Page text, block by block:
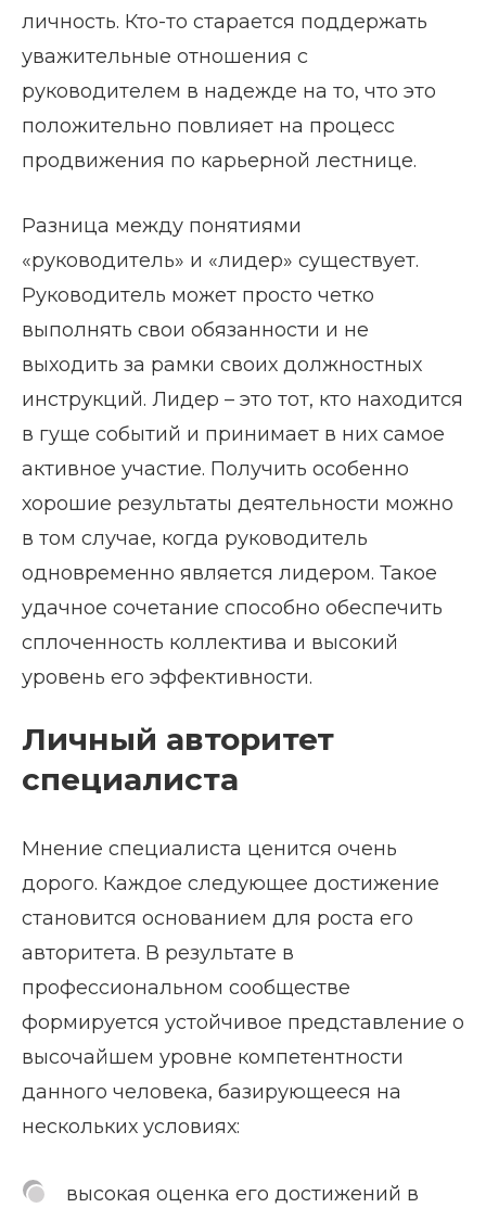
личность. Кто-то старается поддержать
уважительные отношения с
руководителем в надежде на то, что это
положительно повлияет на процесс
продвижения по карьерной лестнице.
Разница между понятиями
«руководитель» и «лидер» существует.
Руководитель может просто четко
выполнять свои обязанности и не
выходить за рамки своих должностных
инструкций. Лидер – это тот, кто находится
в гуще событий и принимает в них самое
активное участие. Получить особенно
хорошие результаты деятельности можно
в том случае, когда руководитель
одновременно является лидером. Такое
удачное сочетание способно обеспечить
сплоченность коллектива и высокий
уровень его эффективности.
Личный авторитет
специалиста
Мнение специалиста ценится очень
дорого. Каждое следующее достижение
становится основанием для роста его
авторитета. В результате в
профессиональном сообществе
формируется устойчивое представление о
высочайшем уровне компетентности
данного человека, базирующееся на
нескольких условиях:
высокая оценка его достижений в